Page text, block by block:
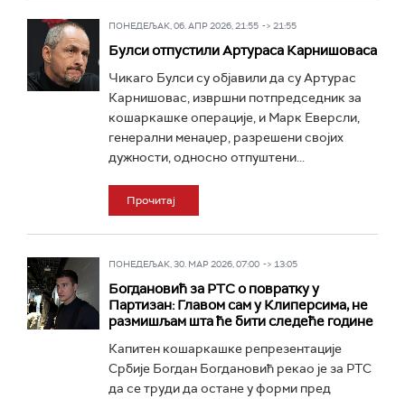
ПОНЕДЕЉАК, 06. АПР 2026, 21:55 -> 21:55
Булси отпустили Артураса Карнишоваса
Чикаго Булси су објавили да су Артурас
Карнишовас, извршни потпредседник за
кошаркашке операције, и Марк Еверсли,
генерални менаџер, разрешени својих
дужности, односно отпуштени...
Прочитај
ПОНЕДЕЉАК, 30. МАР 2026, 07:00 -> 13:05
Богдановић за РТС о повратку у
Партизан: Главом сам у Клиперсима, не
размишљам шта ће бити следеће године
Капитен кошаркашке репрезентације
Србије Богдан Богдановић рекао је за РТС
да се труди да остане у форми пред